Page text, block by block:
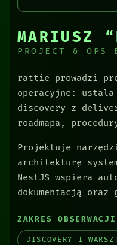
MARIUSZ
PROJECT & OPS
rattie prowadzi
operacyjne:
discovery z
roadmapa,
Projektuje
architekturę
NestJS wspiera
dokumentacją oraz
ZAKRES OBSERWACJI
DISCOVERY I